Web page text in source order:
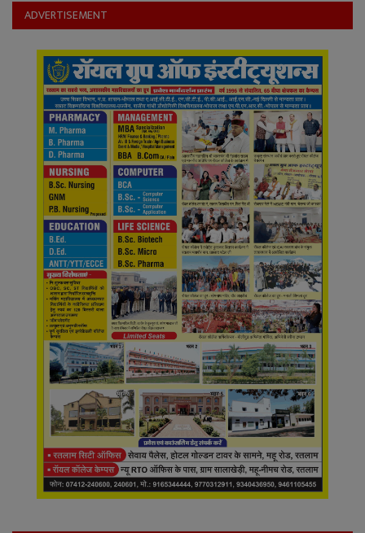
Language
English Hiindi
ADVERTISEMENT